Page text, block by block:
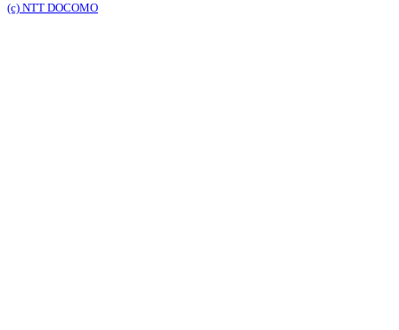
(c) NTT DOCOMO